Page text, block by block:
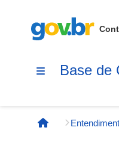
Base de
Página inicial